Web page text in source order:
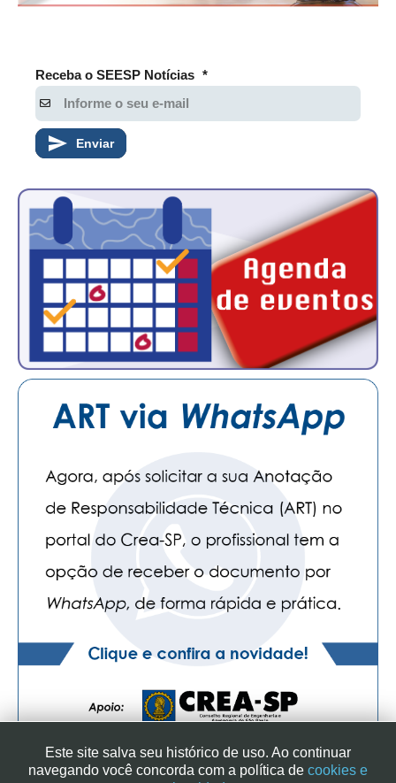
RELEASES
CONTATO
ASSOCIE-SE
ATUALIZAÇÃO CADASTRAL
NÚCLEO JOVEM
Receba o SEESP Notícias *
Enviar
Este site salva seu histórico de uso. Ao continuar
navegando você concorda com a política de cookies e